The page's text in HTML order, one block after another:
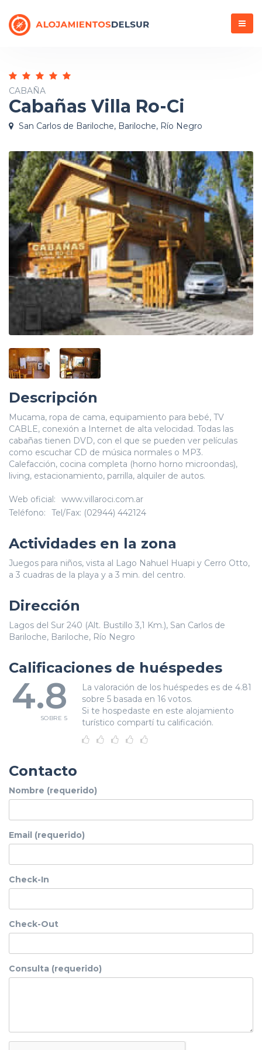
Menú
CABAÑA
Cabañas Villa Ro-Ci
San Carlos de Bariloche, Bariloche, Río Negro
Descripción
Mucama, ropa de cama, equipamiento para bebé, TV
CABLE, conexión a Internet de alta velocidad. Todas las
cabañas tienen DVD, con el que se pueden ver películas
como escuchar CD de música normales o MP3.
Calefacción, cocina completa (horno horno microondas),
living, estacionamiento, parrilla, alquiler de autos.
Web oficial:
www.villaroci.com.ar
Teléfono:
Tel/Fax: (02944) 442124
Actividades en la zona
Juegos para niños, vista al Lago Nahuel Huapi y Cerro Otto,
a 3 cuadras de la playa y a 3 min. del centro.
Dirección
Lagos del Sur 240 (Alt. Bustillo 3,1 Km.), San Carlos de
Bariloche, Bariloche, Río Negro
Calificaciones de huéspedes
4.8
SOBRE 5
La valoración de los huéspedes es de 4.81
sobre 5 basada en 16 votos.
Si te hospedaste en este alojamiento
turístico compartí tu calificación.
Contacto
Nombre (requerido)
Email (requerido)
Check-In
Check-Out
Consulta (requerido)